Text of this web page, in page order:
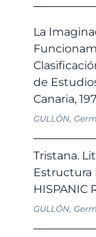
La
de
Canaria,
GULLÓN,
Tristana.
Estructura
HISPANIC
GULLÓN,